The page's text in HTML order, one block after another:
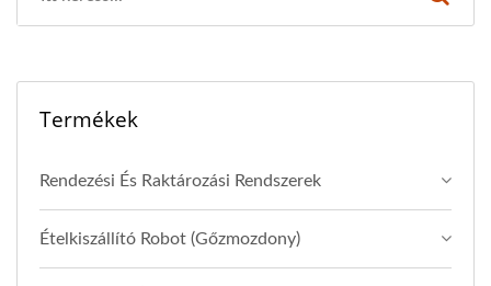
Termékek
Rendezési És Raktározási Rendszerek
Ételkiszállító Robot (Gőzmozdony)